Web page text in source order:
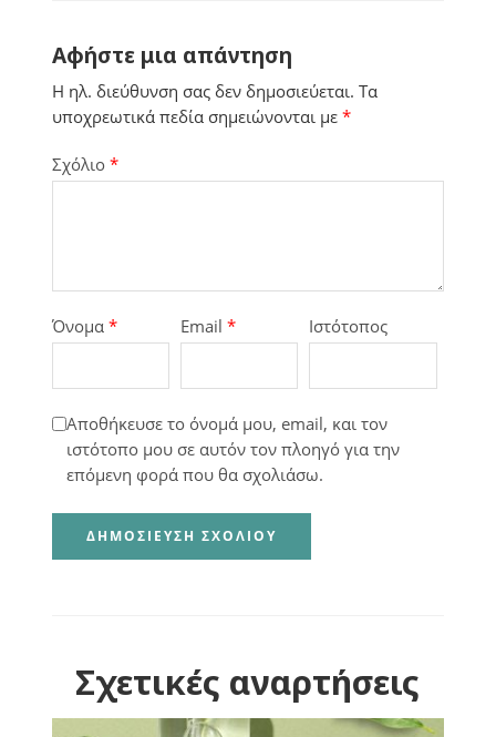
Αφήστε μια απάντηση
Η ηλ. διεύθυνση σας δεν δημοσιεύεται. Τα
υποχρεωτικά πεδία σημειώνονται με*
Σχόλιο*
Όνομα* Email* Ιστότοπος
Αποθήκευσε το όνομά μου, email, και τον
ιστότοπο μου σε αυτόν τον πλοηγό για την
επόμενη φορά που θα σχολιάσω.
Σχετικές αναρτήσεις